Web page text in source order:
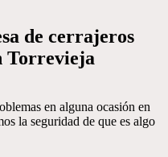
de cerrajeros
Torrevieja
en alguna ocasión en
la seguridad de que es algo